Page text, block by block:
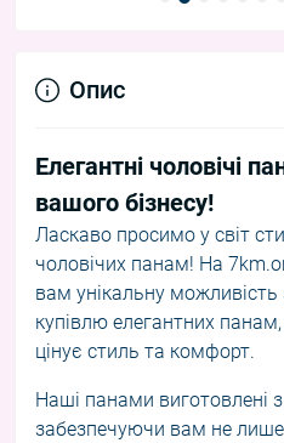
Опис
Елегантні чоловічі
вашого бізнесу!
Ласкаво просимо у світ
чоловічих панам! На
вам унікальну можливість
купівлю елегантних
цінує стиль та комфорт.
Наші панами виготовлені
забезпечуючи вам не лише